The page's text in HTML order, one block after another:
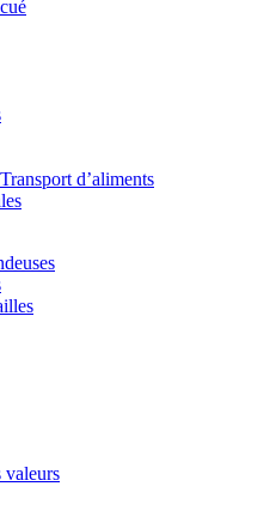
d’aliments
valeurs